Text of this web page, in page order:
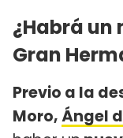
¿Habrá un
Gran
Previo a la
Moro,Ángel